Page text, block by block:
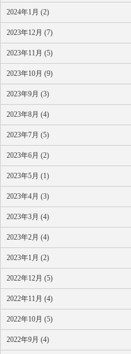
2024年1月 (2)
2023年12月 (7)
2023年11月 (5)
2023年10月 (9)
2023年9月 (3)
2023年8月 (4)
2023年7月 (5)
2023年6月 (2)
2023年5月 (1)
2023年4月 (3)
2023年3月 (4)
2023年2月 (4)
2023年1月 (2)
2022年12月 (5)
2022年11月 (4)
2022年10月 (5)
2022年9月 (4)